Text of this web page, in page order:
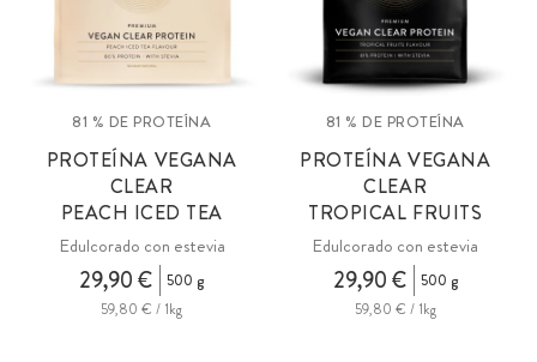
81 % DE PROTEÍNA
PROTEÍNA VEGANA
CLEAR
PEACH ICED TEA
Edulcorado con estevia
29,90 €
500 g
59,80 € / 1kg
81 % DE PROTEÍNA
PROTEÍNA VEGANA
CLEAR
TROPICAL FRUITS
Edulcorado con estevia
29,90 €
500 g
59,80 € / 1kg